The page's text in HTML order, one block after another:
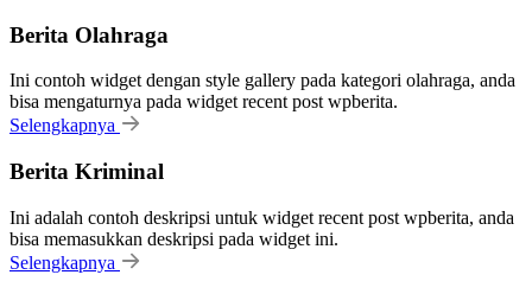
Berita Olahraga
Ini contoh widget dengan style gallery pada kategori olahraga, anda
bisa mengaturnya pada widget recent post wpberita.
Selengkapnya
Berita Kriminal
Ini adalah contoh deskripsi untuk widget recent post wpberita, anda
bisa memasukkan deskripsi pada widget ini.
Selengkapnya